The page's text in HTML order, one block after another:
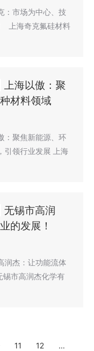
：市场为中心、技
上海奇克氟硅材料
海以傲：聚
材料领域
：聚焦新能源、环
引领行业发展‌ 上海
锡市高润
的发展！
润杰：让功能流体
市高润杰化学有
11 12 …